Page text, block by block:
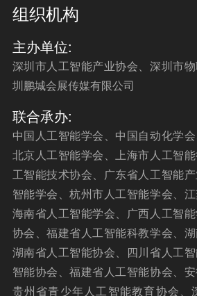
组织机构
主办单位:
深圳市人工智能产业协会、深圳市
圳鹏城会展传媒有限公司
联合承办:
中国人工智能学会、中国自动化学会
北京人工智能学会、上海市人工智
工智能技术协会、广东省人工智能
智能学会、杭州市人工智能学会、江
海南省人工智能学会、广西人工智
协会、福建省人工智能科教学会、湖
湖南省人工智能协会、四川省人工
智能协会、福建省人工智能协会、安
贵州省青少年人工智能教育协会、